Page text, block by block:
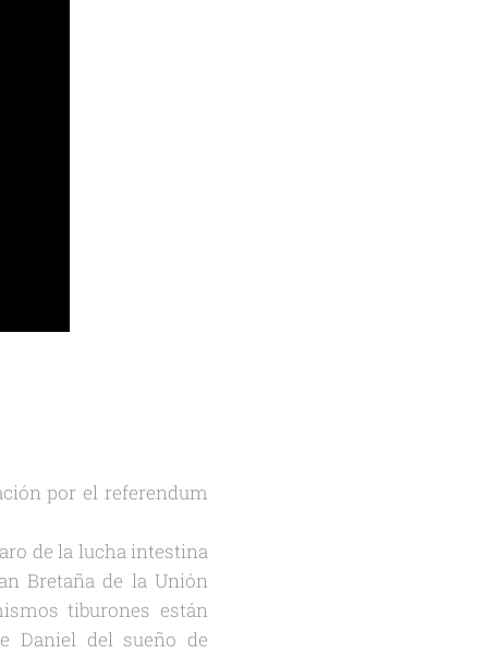
por el referendum
de la lucha intestina
Bretaña de la Unión
tiburones están
Daniel del sueño de